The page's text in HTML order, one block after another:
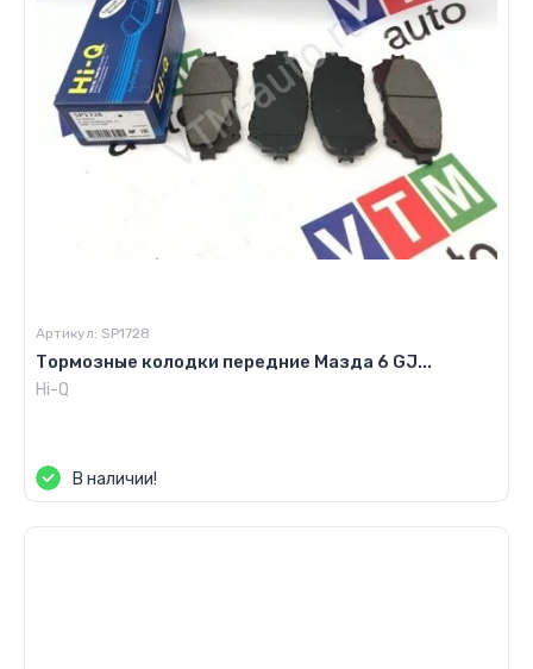
Артикул: SP1728
Тормозные колодки передние Мазда 6 GJ...
Hi-Q
В наличии!